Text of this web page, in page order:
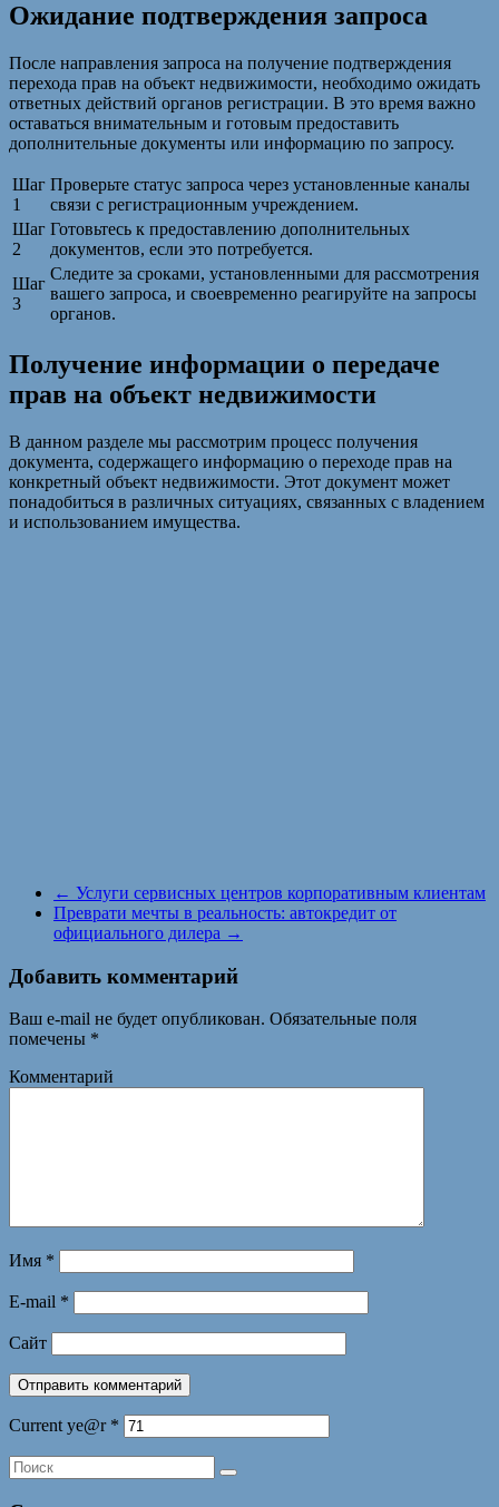
Ожидание подтверждения запроса
После направления запроса на получение подтверждения
перехода прав на объект недвижимости, необходимо ожидать
ответных действий органов регистрации. В это время важно
оставаться внимательным и готовым предоставить
дополнительные документы или информацию по запросу.
Шаг
1
Проверьте статус запроса через установленные каналы
связи с регистрационным учреждением.
Шаг
2
Готовьтесь к предоставлению дополнительных
документов, если это потребуется.
Шаг
3
Следите за сроками, установленными для рассмотрения
вашего запроса, и своевременно реагируйте на запросы
органов.
Получение информации о передаче
прав на объект недвижимости
В данном разделе мы рассмотрим процесс получения
документа, содержащего информацию о переходе прав на
конкретный объект недвижимости. Этот документ может
понадобиться в различных ситуациях, связанных с владением
и использованием имущества.
← Услуги сервисных центров корпоративным клиентам
Преврати мечты в реальность: автокредит от
официального дилера →
Добавить комментарий
Ваш e-mail не будет опубликован. Обязательные поля
помечены *
Комментарий
Имя *
E-mail *
Сайт
Current ye@r *